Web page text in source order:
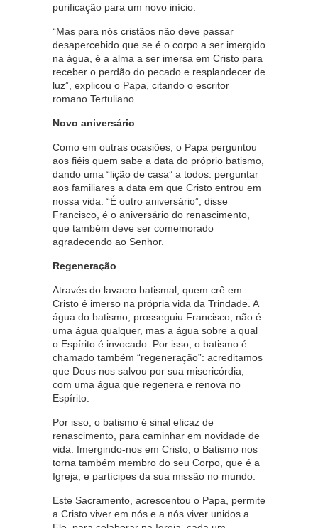
purificação para um novo início.
“Mas para nós cristãos não deve passar
desapercebido que se é o corpo a ser imergido
na água, é a alma a ser imersa em Cristo para
receber o perdão do pecado e resplandecer de
luz”, explicou o Papa, citando o escritor
romano Tertuliano.
Novo aniversário
Como em outras ocasiões, o Papa perguntou
aos fiéis quem sabe a data do próprio batismo,
dando uma “lição de casa” a todos: perguntar
aos familiares a data em que Cristo entrou em
nossa vida. “É outro aniversário”, disse
Francisco, é o aniversário do renascimento,
que também deve ser comemorado
agradecendo ao Senhor.
Regeneração
Através do lavacro batismal, quem crê em
Cristo é imerso na própria vida da Trindade. A
água do batismo, prosseguiu Francisco, não é
uma água qualquer, mas a água sobre a qual
o Espírito é invocado. Por isso, o batismo é
chamado também “regeneração”: acreditamos
que Deus nos salvou por sua misericórdia,
com uma água que regenera e renova no
Espírito.
Por isso, o batismo é sinal eficaz de
renascimento, para caminhar em novidade de
vida. Imergindo-nos em Cristo, o Batismo nos
torna também membro do seu Corpo, que é a
Igreja, e partícipes da sua missão no mundo.
Este Sacramento, acrescentou o Papa, permite
a Cristo viver em nós e a nós viver unidos a